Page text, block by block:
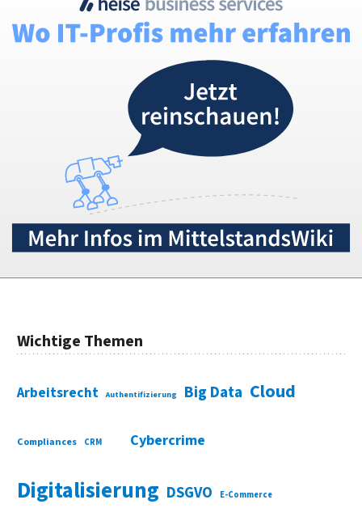
Wichtige Themen
Arbeitsrecht Authentifizierung Big Data Cloud
Compliances CRM Cybercrime
Digitalisierung DSGVO E-Commerce